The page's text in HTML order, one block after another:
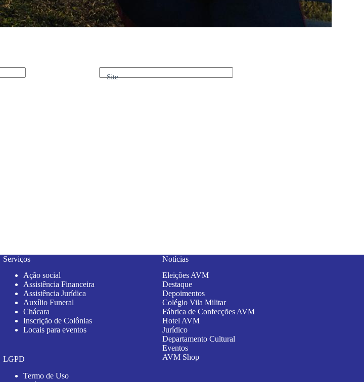
Site
Serviços
Ação social
Assistência Financeira
Assistência Jurídica
Auxílio Funeral
Chácara
Inscrição de Colônias
Locais para eventos
LGPD
Termo de Uso
Notícias
Eleições AVM
Destaque
Depoimentos
Colégio Vila Militar
Fábrica de Confecções AVM
Hotel AVM
Jurídico
Departamento Cultural
Eventos
AVM Shop